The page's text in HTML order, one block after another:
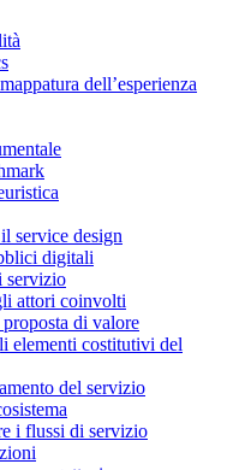
dell’esperienza
service design
digitali
servizio
attori coinvolti
di valore
elementi costitutivi del
del servizio
i flussi di servizio